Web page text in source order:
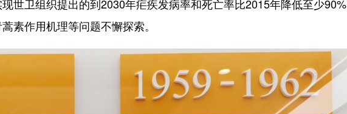
世卫组织提出的到2030年疟疾发病率和死亡率比2015年降低至少90%
素作用机理等问题不懈探索。